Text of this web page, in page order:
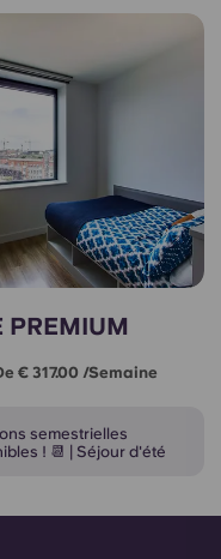
PREMIUM
€ 317.00 /semaine
semestrielles
! 📆 | Séjour d'été